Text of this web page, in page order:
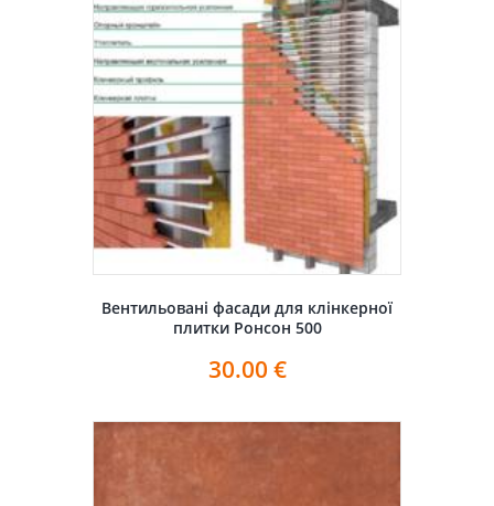
Вентильовані фасади для клінкерної
плитки Ронсон 500
30.00 €